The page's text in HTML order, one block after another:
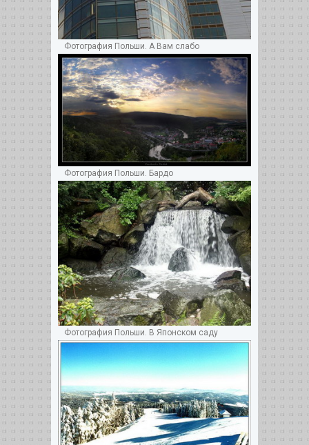
Фотография Польши. А Вам слабо
Фотография Польши. Бардо
Фотография Польши. В Японском саду